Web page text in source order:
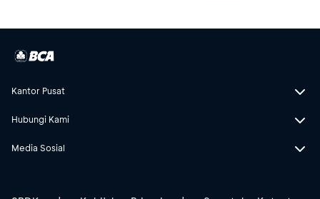
Kantor Pusat
Hubungi Kami
Media Sosial